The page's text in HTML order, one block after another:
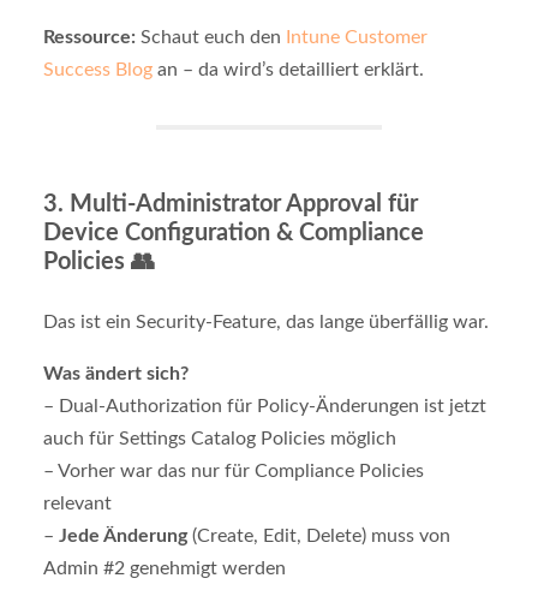
Ressource: Schaut euch den
Intune Customer
Success Blogan – da wird’s detailliert erklärt.
3. Multi-Administrator Approval für
Device Configuration & Compliance
Policies 👥
Das ist ein Security-Feature, das lange überfällig war.
Was ändert sich?
– Dual-Authorization für Policy-Änderungen ist jetzt
auch für Settings Catalog Policies möglich
– Vorher war das nur für Compliance Policies
relevant
– Jede Änderung(Create, Edit, Delete) muss von
Admin #2 genehmigt werden